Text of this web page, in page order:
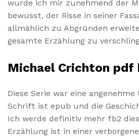
wurde ich mir zunehmend der
bewusst, der Risse in seiner
allmählich zu Abgründen
gesamte Erzählung zu
Michael Crichton pdf
Diese Serie war eine angenehme
Schrift ist epub und die
Ich werde definitiv mehr fb2
Erzählung ist in einer